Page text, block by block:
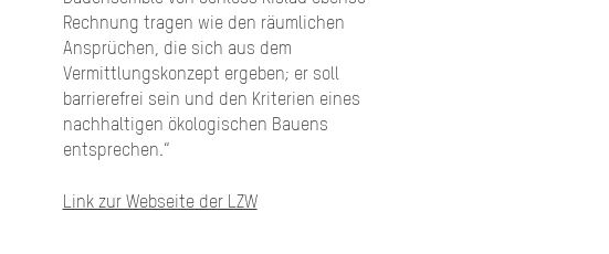
Rechnung tragen wie den räumlichen
Ansprüchen, die sich aus dem
Vermittlungskonzept ergeben; er soll
barrierefrei sein und den Kriterien eines
nachhaltigen ökologischen Bauens
entsprechen.“
Link zur Webseite der LZW